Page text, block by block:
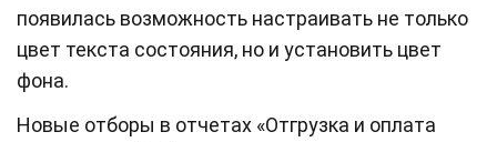
появилась возможность настраивать не только
цвет текста состояния, но и установить цвет
фона.
Новые отборы в отчетах «Отгрузка и оплата